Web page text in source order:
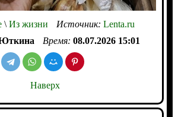
\Из жизни Источник: Lenta.ru
Время: 08.07.2026 15:01
Наверх